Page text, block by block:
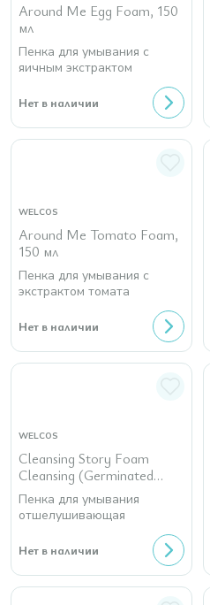
Around Me Egg Foam, 150
мл
Пенка для умывания с
яичным экстрактом
Нет в наличии
WELCOS
Around Me Tomato Foam,
150 мл
Пенка для умывания с
экстрактом томата
Нет в наличии
WELCOS
Cleansing Story Foam
Cleansing (Germinated
Brown Rice), 120 гр
Пенка для умывания
отшелушивающая
Нет в наличии